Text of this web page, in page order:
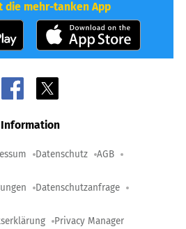
die mehr-tanken App
Information
Datenschutz AGB
Datenschutzanfrage
Privacy Manager